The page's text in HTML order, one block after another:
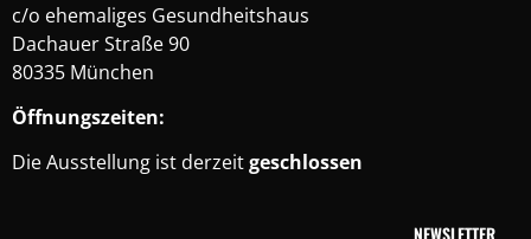
c/o ehemaliges Gesundheitshaus
Dachauer Straße 90
80335 München
Öffnungszeiten:
Die Ausstellung ist derzeitgeschlossen
NEWSLETTER